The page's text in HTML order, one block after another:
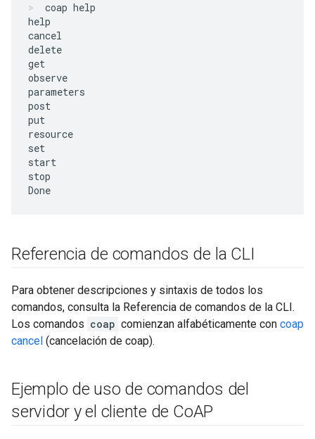
coap help
help
cancel
delete
get
observe
parameters
post
put
resource
set
start
stop
Referencia de comandos de la CLI
Para obtener descripciones y sintaxis de todos los
comandos, consulta la Referencia de comandos de la CLI.
Los comandos coap comienzan alfabéticamente con coap
cancel (cancelación de coap).
Ejemplo de uso de comandos del
servidor y el cliente de CoAP